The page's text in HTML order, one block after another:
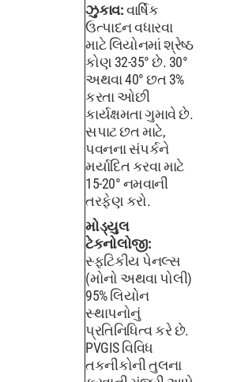
ઝુકાવ:વાર્ષિક
ઉત્પાદન વધારવા
માટે લિયોનમાં શ્રેષ્ઠ
કોણ 32-35° છે. 30°
અથવા 40° છત 3%
કરતા ઓછી
કાર્યક્ષમતા ગુમાવે છે.
સપાટ છત માટે,
પવનના સંપર્કને
મર્યાદિત કરવા માટે
15-20° નમવાની
તરફેણ કરો.
મોડ્યુલ
ટેકનોલોજી:
સ્ફટિકીય પેનલ્સ
(મોનો અથવા પોલી)
95% લિયોન
સ્થાપનોનું
પ્રતિનિધિત્વ કરે છે.
PVGIS વિવિધ
તકનીકોની તુલના